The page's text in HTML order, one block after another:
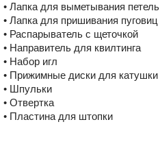
• Лапка для выметывания петель
• Лапка для пришивания пуговиц
• Распарыватель с щеточкой
• Направитель для квилтинга
• Набор игл
• Прижимные диски для катушки
• Шпульки
• Отвертка
• Пластина для штопки